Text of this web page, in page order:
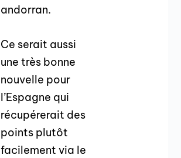
andorran.
Ce serait aussi
une très bonne
nouvelle pour
l’Espagne qui
récupérerait des
points plutôt
facilement via le